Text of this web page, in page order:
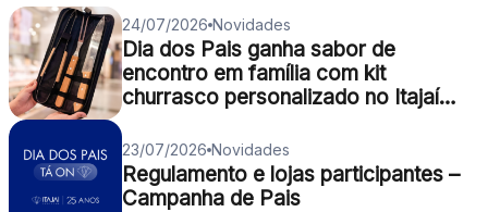
24/07/2026 Novidades
Dia dos Pais ganha sabor de
encontro em família com kit
churrasco personalizado no Itajaí
23/07/2026 Novidades
Regulamento e lojas participantes –
Campanha de Pais